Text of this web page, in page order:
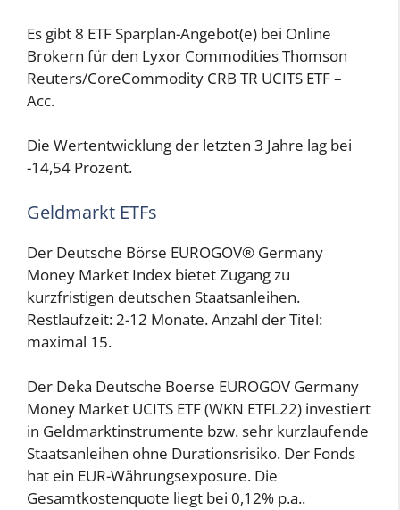
Es gibt 8 ETF Sparplan-Angebot(e) bei Online
Brokern für den Lyxor Commodities Thomson
Reuters/CoreCommodity CRB TR UCITS ETF –
Acc.
Die Wertentwicklung der letzten 3 Jahre lag bei
-14,54 Prozent.
Geldmarkt ETFs
Der Deutsche Börse EUROGOV® Germany
Money Market Index bietet Zugang zu
kurzfristigen deutschen Staatsanleihen.
Restlaufzeit: 2-12 Monate. Anzahl der Titel:
maximal 15.
Der Deka Deutsche Boerse EUROGOV Germany
Money Market UCITS ETF (WKN ETFL22) investiert
in Geldmarktinstrumente bzw. sehr kurzlaufende
Staatsanleihen ohne Durationsrisiko. Der Fonds
hat ein EUR-Währungsexposure. Die
Gesamtkostenquote liegt bei 0,12% p.a..